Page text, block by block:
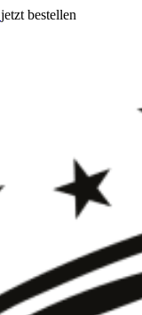
jetzt bestellen